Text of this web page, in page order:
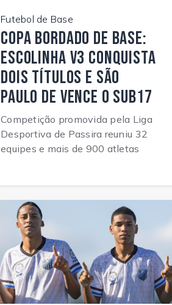
Futebol de Base
Copa Bordado de Base:
Escolinha V3 conquista
dois títulos e São
Paulo de vence o Sub17
Competição promovida pela Liga
Desportiva de Passira reuniu 32
equipes e mais de 900 atletas